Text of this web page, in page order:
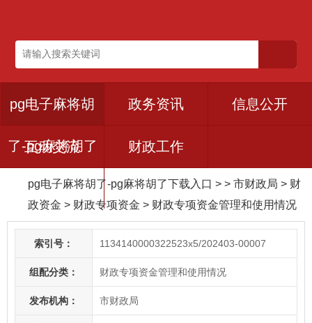
pg电子麻将胡
了-pg麻将胡了
下载入口
政务资讯 信息公开
互动交流 财政工作
pg电子麻将胡了-pg麻将胡了下载入口 > > 市财政局 > 财
政资金 > 财政专项资金 > 财政专项资金管理和使用情况
索引号： 1134140000322523x5/202403-00007
组配分类： 财政专项资金管理和使用情况
发布机构： 市财政局